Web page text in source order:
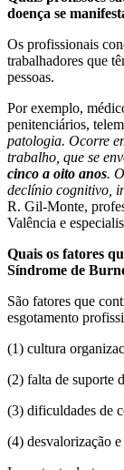
doença se
Os profissionais
trabalhadores que
pessoas.
Por exemplo,
penitenciários,
patologia. Ocorre
trabalho, que se
cinco a oito anos.
declínio cognitivo,
R. Gil-Monte,
Valência e
Quais os fatores
Síndrome de
São fatores que
esgotamento
(1) cultura
(2) falta de suporte
(3) dificuldades de
(4) desvalorização